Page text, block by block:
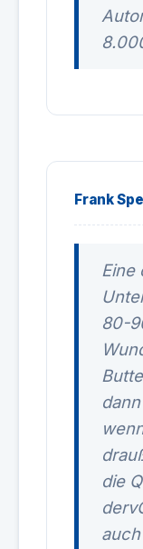
Frank
Eine
80-
die